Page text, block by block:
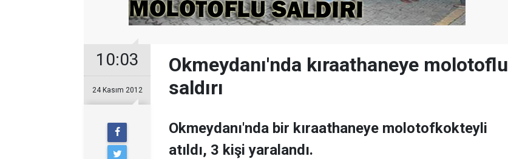
10:03
24 Kasım 2012
Okmeydanı'nda kıraathaneye molotoflu
saldırı
Okmeydanı'nda bir kıraathaneye molotofkokteyli
atıldı, 3 kişi yaralandı.